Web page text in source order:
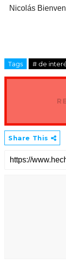
Nicolás
Tags # de
Share This